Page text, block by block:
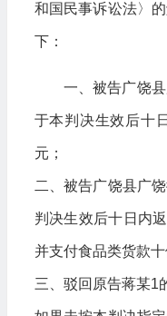
和国民事诉讼法〉
下：
一、被告广饶
于本判决生效后十
元；
二、被告广饶县广
判决生效后十日内
并支付食品类货款
三、驳回原告蒋某1